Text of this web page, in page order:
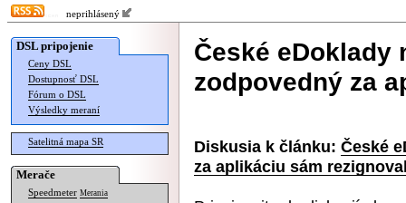
neprihlásený
DSL pripojenie
Ceny DSL
Dostupnosť DSL
Fórum o DSL
Výsledky meraní
Satelitná mapa SR
Merače
Speedmeter Merania
České eDoklady
zodpovedný za
Diskusia k článku: České
za aplikáciu sám